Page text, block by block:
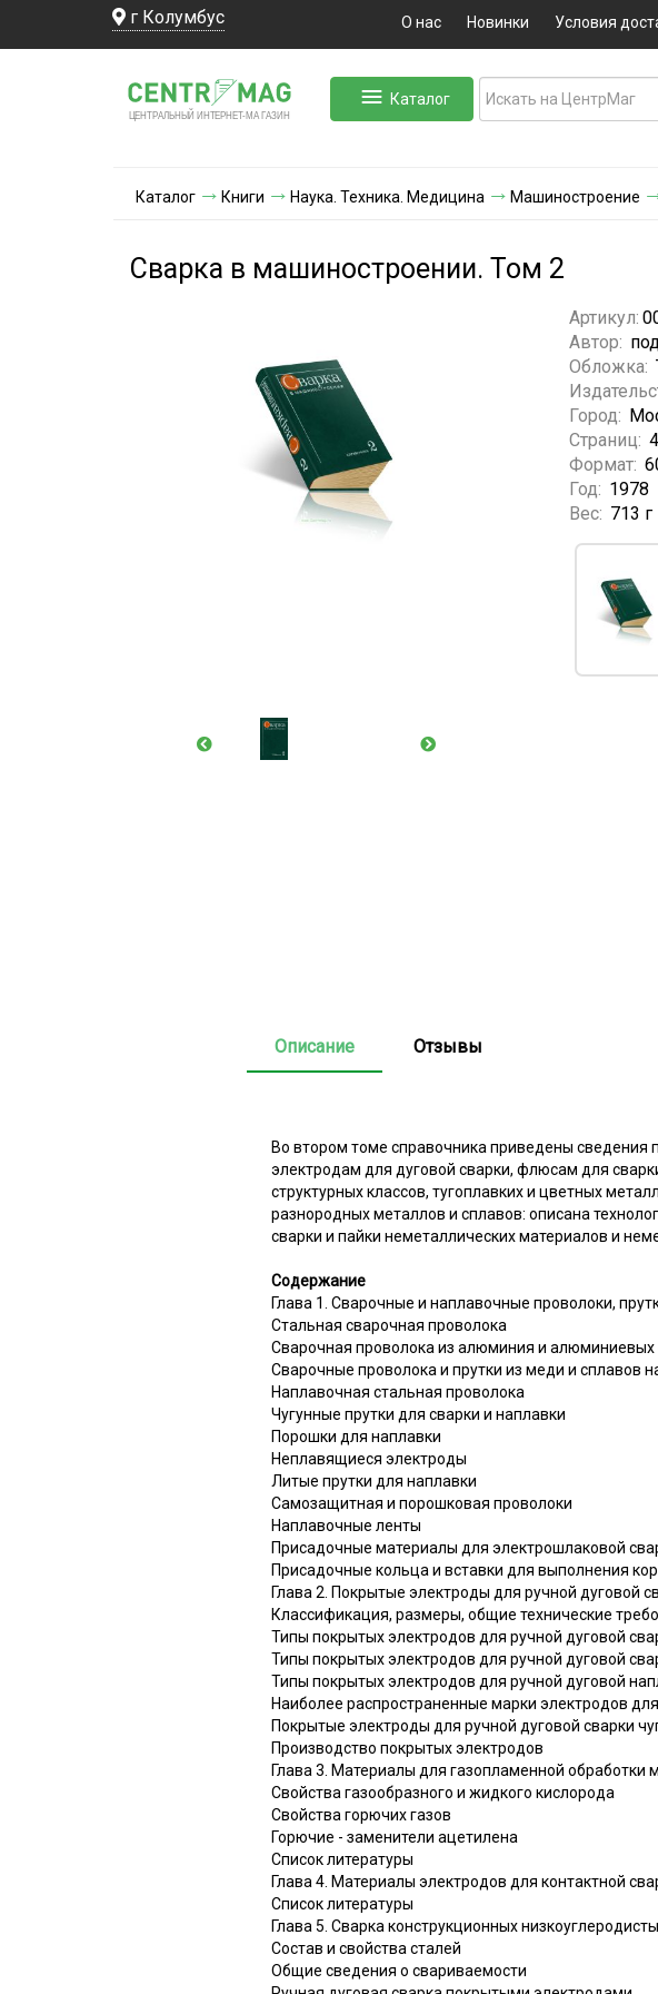
г Колумбус О нас Новинки Условия
ЦЕНТРАЛЬНЫЙ ИНТЕРНЕТ-МА ГАЗИН
Каталог
Каталог Книги Наука. Техника. Медицина Машиностроение
Сварка в машиностроении. Том 2
Артикул:
Автор:
Обложка:
Город:
Страниц:
Формат:
Год: 1978
Вес: 713 г
Описание Отзывы
Во втором томе справочника приведены сведения
электродам для дуговой сварки, флюсам для
структурных классов, тугоплавких и цветных
разнородных металлов и сплавов: описана
сварки и пайки неметаллических материалов и
Содержание
Глава 1. Сварочные и наплавочные проволоки,
Стальная сварочная проволока
Сварочная проволока из алюминия и алюминиевых
Сварочные проволока и прутки из меди и сплавов
Наплавочная стальная проволока
Чугунные прутки для сварки и наплавки
Порошки для наплавки
Неплавящиеся электроды
Литые прутки для наплавки
Самозащитная и порошковая проволоки
Наплавочные ленты
Присадочные материалы для электрошлаковой
Присадочные кольца и вставки для выполнения
Глава 2. Покрытые электроды для ручной дуговой
Классификация, размеры, общие технические
Типы покрытых электродов для ручной дуговой
Типы покрытых электродов для ручной дуговой
Типы покрытых электродов для ручной дуговой
Наиболее распространенные марки электродов
Покрытые электроды для ручной дуговой сварки
Производство покрытых электродов
Глава 3. Материалы для газопламенной обработки
Свойства газообразного и жидкого кислорода
Свойства горючих газов
Горючие - заменители ацетилена
Список литературы
Глава 4. Материалы электродов для контактной
Список литературы
Глава 5. Сварка конструкционных
Состав и свойства сталей
Общие сведения о свариваемости